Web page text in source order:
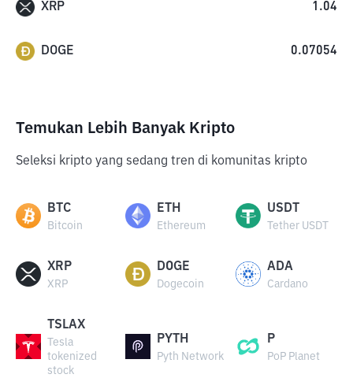
XRP 1.04
DOGE 0.07054
Temukan Lebih Banyak Kripto
Seleksi kripto yang sedang tren di komunitas kripto
BTC
Bitcoin
ETH
Ethereum
USDT
Tether USDT
XRP
XRP
DOGE
Dogecoin
ADA
Cardano
TSLAX
Tesla
tokenized
stock
PYTH
Pyth Network
P
PoP Planet